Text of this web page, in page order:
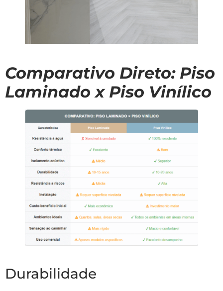
Comparativo Direto: Piso
Laminado x Piso Vinílico
Durabilidade